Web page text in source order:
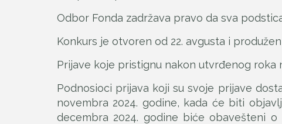
Odbor Fonda zadržava pravo da sva
Konkurs je otvoren od 22. avgusta i
Prijave koje pristignu nakon utvrđenog roka
Podnosioci prijava koji su svoje prijave
novembra 2024. godine, kada će biti
decembra 2024. godine biće obavešteni